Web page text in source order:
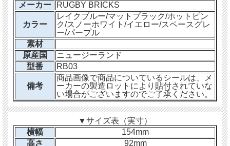
▼RUGBY BRICKSとは
ニュージーランドのダニーデンで生まれた
RUGBYBRICKSは、選手やコーチがピッチ外で必要な仕
事をするだけでなく、世界クラスのアスリートやコーチ
を作るために必要な考え方、技術的なスキルの学びをサ
ポートするために生まれたブランドです。
メーカー
RUGBY BRICKS
カラー
レイクブルー/マットブラック/ホットピン
ク/スノーホワイト/イエロー/スペースグレ
ー/パープル
素材
原産国
ニュージーランド
型番
RB03
備考
商品画像で商品についているシールは、メ
ーカーの製造ロットにより貼付されていな
い場合がございますのでご了承ください。
▼サイズ表（実寸）
横幅
154mm
高さ
92mm